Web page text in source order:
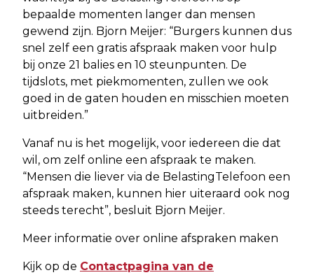
bepaalde momenten langer dan mensen
gewend zijn. Bjorn Meijer: “Burgers kunnen dus
snel zelf een gratis afspraak maken voor hulp
bij onze 21 balies en 10 steunpunten. De
tijdslots, met piekmomenten, zullen we ook
goed in de gaten houden en misschien moeten
uitbreiden.”
Vanaf nu is het mogelijk, voor iedereen die dat
wil, om zelf online een afspraak te maken.
“Mensen die liever via de BelastingTelefoon een
afspraak maken, kunnen hier uiteraard ook nog
steeds terecht”, besluit Bjorn Meijer.
Meer informatie over online afspraken maken
Kijk op de Contactpagina van de